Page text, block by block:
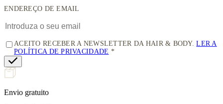
ENDEREÇO DE EMAIL
ACEITO RECEBER A NEWSLETTER DA HAIR & BODY.LER A
POLÍTICA DE PRIVACIDADE
Envio gratuito